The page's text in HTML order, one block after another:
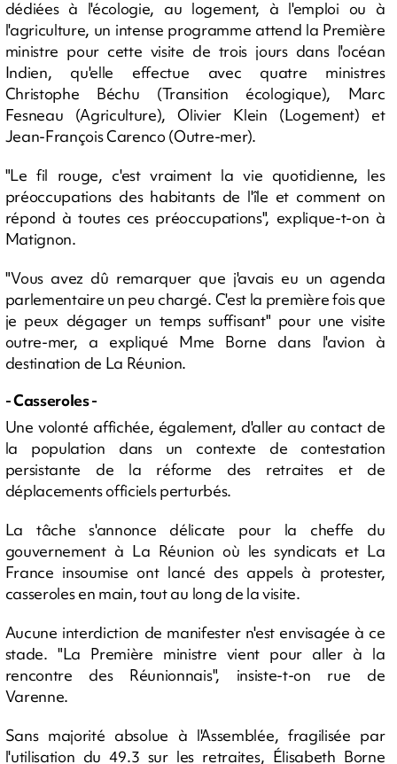
dédiées à l'écologie, au logement, à l'emploi ou à
l'agriculture, un intense programme attend la Première
ministre pour cette visite de trois jours dans l'océan
Indien, qu'elle effectue avec quatre ministres
Christophe Béchu (Transition écologique), Marc
Fesneau (Agriculture), Olivier Klein (Logement) et
Jean-François Carenco (Outre-mer).
"Le fil rouge, c'est vraiment la vie quotidienne, les
préoccupations des habitants de l'île et comment on
répond à toutes ces préoccupations", explique-t-on à
Matignon.
"Vous avez dû remarquer que j'avais eu un agenda
parlementaire un peu chargé. C'est la première fois que
je peux dégager un temps suffisant" pour une visite
outre-mer, a expliqué Mme Borne dans l'avion à
destination de La Réunion.
- Casseroles -
Une volonté affichée, également, d'aller au contact de
la population dans un contexte de contestation
persistante de la réforme des retraites et de
déplacements officiels perturbés.
La tâche s'annonce délicate pour la cheffe du
gouvernement à La Réunion où les syndicats et La
France insoumise ont lancé des appels à protester,
casseroles en main, tout au long de la visite.
Aucune interdiction de manifester n'est envisagée à ce
stade. "La Première ministre vient pour aller à la
rencontre des Réunionnais", insiste-t-on rue de
Varenne.
Sans majorité absolue à l'Assemblée, fragilisée par
l'utilisation du 49.3 sur les retraites, Élisabeth Borne